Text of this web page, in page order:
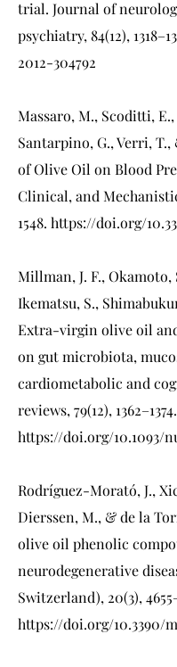
trial. Journal of
psychiatry, 84(12),
2012-304792
Massaro, M., Scoditti,
Santarpino, G., Verri,
of Olive Oil on Blood
Clinical, and
1548. https://doi.org/
Millman, J. F., Okamoto,
Ikematsu, S.,
Extra-virgin olive oil
on gut microbiota,
cardiometabolic and
reviews, 79(12), 1362–1374.
https://doi.org/10.1093/
Rodríguez-Morató, J.,
Dierssen, M., & de la
olive oil phenolic
neurodegenerative
Switzerland), 20(3),
https://doi.org/10.3390/